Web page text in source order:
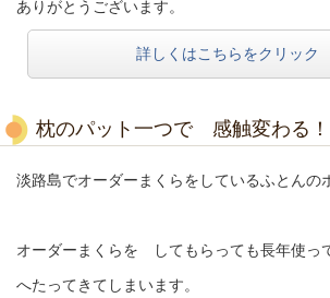
ありがとうございます。
詳しくはこちらをクリック
枕のパット一つで 感触変わる！
淡路島でオーダーまくらをしているふとんの
オーダーまくらを してもらっても長年使っ
へたってきてしまいます。